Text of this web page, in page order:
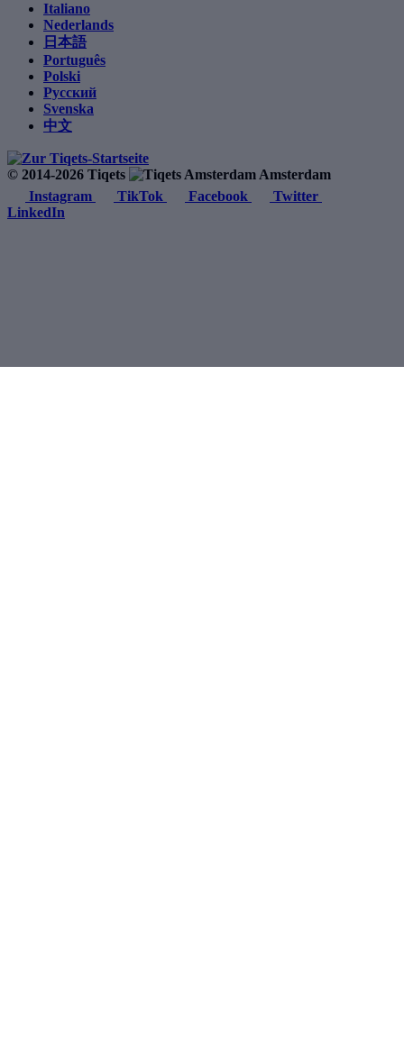
Italiano
Nederlands
日本語
Português
Polski
Русский
Svenska
中文
© 2014-2026 Tiqets
Amsterdam
Instagram
TikTok Facebook
Twitter
LinkedIn